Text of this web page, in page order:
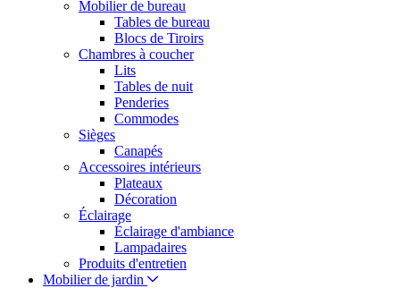
Mobilier de bureau
Tables de bureau
Blocs de Tiroirs
Chambres à coucher
Lits
Tables de nuit
Penderies
Commodes
Sièges
Canapés
Accessoires intérieurs
Plateaux
Décoration
Éclairage
Éclairage d'ambiance
Lampadaires
Produits d'entretien
Mobilier de jardin